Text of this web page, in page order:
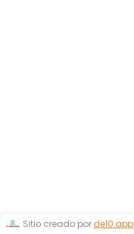
Sitio creado porde10.app